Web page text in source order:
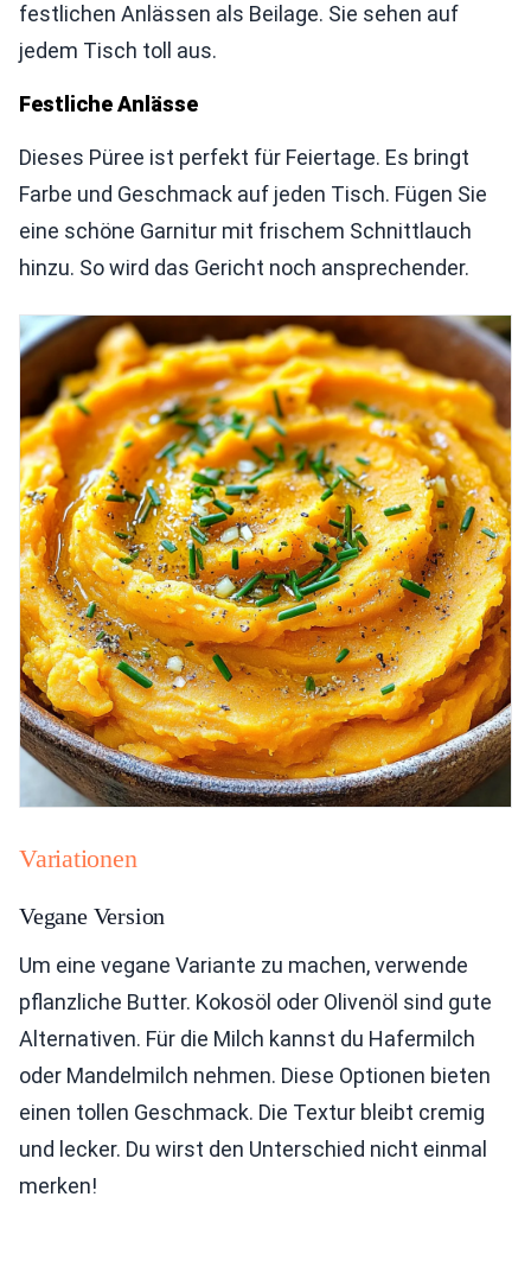
festlichen Anlässen als Beilage. Sie sehen auf
jedem Tisch toll aus.
Festliche Anlässe
Dieses Püree ist perfekt für Feiertage. Es bringt
Farbe und Geschmack auf jeden Tisch. Fügen Sie
eine schöne Garnitur mit frischem Schnittlauch
hinzu. So wird das Gericht noch ansprechender.
Variationen
Vegane Version
Um eine vegane Variante zu machen, verwende
pflanzliche Butter. Kokosöl oder Olivenöl sind gute
Alternativen. Für die Milch kannst du Hafermilch
oder Mandelmilch nehmen. Diese Optionen bieten
einen tollen Geschmack. Die Textur bleibt cremig
und lecker. Du wirst den Unterschied nicht einmal
merken!